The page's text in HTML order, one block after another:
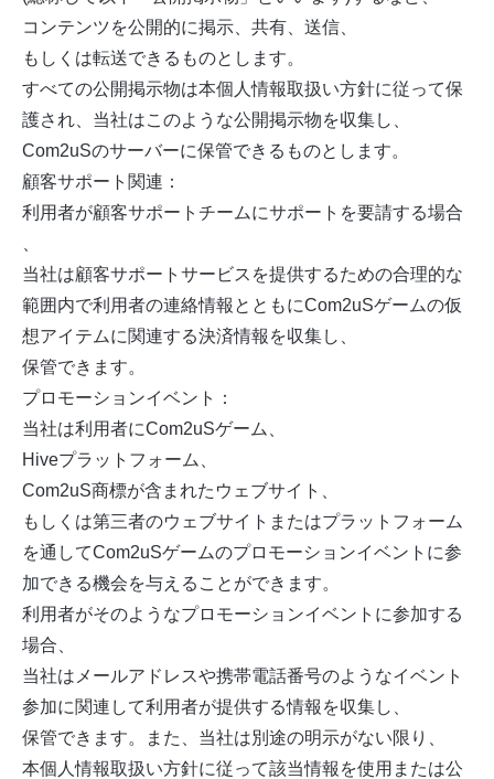
コンテンツを公開的に掲示、共有、送信、
もしくは転送できるものとします。
すべての公開掲示物は本個人情報取扱い方針に従って保
護され、当社はこのような公開掲示物を収集し、
Com2uSのサーバーに保管できるものとします。
顧客サポート関連：
利用者が顧客サポートチームにサポートを要請する場合
当社は顧客サポートサービスを提供するための合理的な
範囲内で利用者の連絡情報とともにCom2uSゲームの仮
想アイテムに関連する決済情報を収集し、
保管できます。
プロモーションイベント：
当社は利用者にCom2uSゲーム、
Hiveプラットフォーム、
Com2uS商標が含まれたウェブサイト、
もしくは第三者のウェブサイトまたはプラットフォーム
を通してCom2uSゲームのプロモーションイベントに参
加できる機会を与えることができます。
利用者がそのようなプロモーションイベントに参加する
場合、
当社はメールアドレスや携帯電話番号のようなイベント
参加に関連して利用者が提供する情報を収集し、
保管できます。また、当社は別途の明示がない限り、
本個人情報取扱い方針に従って該当情報を使用または公